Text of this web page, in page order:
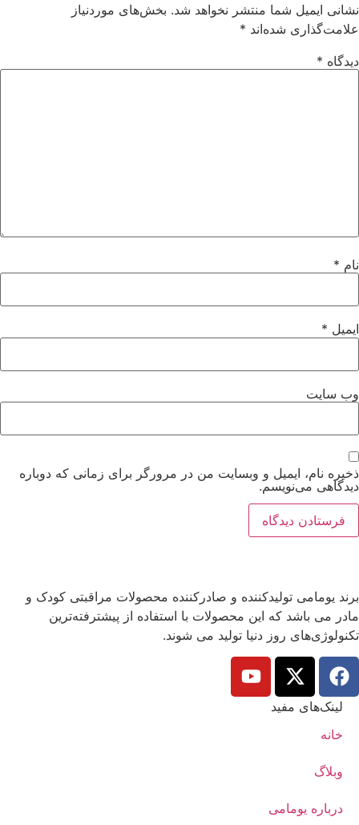
نشانی ایمیل شما منتشر نخواهد شد. بخش‌های موردنیاز
علامت‌گذاری شده‌اند *
دیدگاه *
نام *
ایمیل *
وب‌ سایت
ذخیره نام، ایمیل و وبسایت من در مرورگر برای زمانی که دوباره
دیدگاهی می‌نویسم.
برند یومامی تولیدکننده و صادرکننده محصولات مراقبتی کودک و
مادر می باشد که این محصولات با استفاده از پیشترفته‌ترین
تکنولوژی‌های روز دنیا تولید می شوند.
لینک‌های مفید
خانه
وبلاگ
درباره یومامی